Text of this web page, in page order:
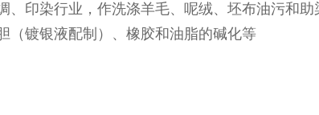
、印染行业，作洗涤羊毛、呢绒、坯布油污和
（镀银液配制）、橡胶和油脂的碱化等